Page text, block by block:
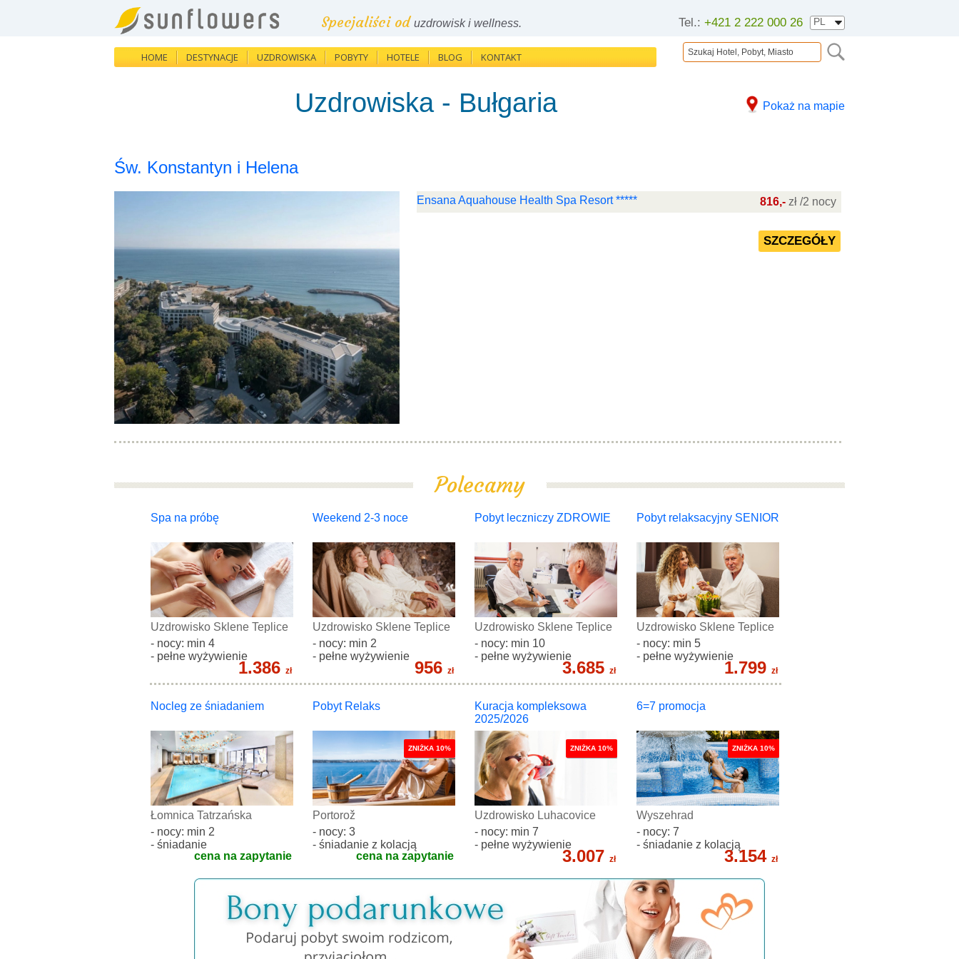
Tel.: +421 2 222 000 26
Specjaliści oduzdrowisk i wellness.
HOME DESTYNACJE UZDROWISKA POBYTY HOTELE BLOG KONTAKT
Pokaż na mapie
Uzdrowiska - Bułgaria
Św. Konstantyn i Helena
Ensana Aquahouse Health Spa Resort ***** 816,- zł /2 nocy
Polecamy
Spa na próbę
Uzdrowisko Sklene Teplice
- nocy: min 4
- pełne wyżywienie
1.386 zł
Weekend 2-3 noce
Uzdrowisko Sklene Teplice
- nocy: min 2
- pełne wyżywienie
956 zł
Pobyt leczniczy ZDROWIE
Uzdrowisko Sklene Teplice
- nocy: min 10
- pełne wyżywienie
3.685 zł
Pobyt relaksacyjny SENIOR
Uzdrowisko Sklene Teplice
- nocy: min 5
- pełne wyżywienie
1.799 zł
Nocleg ze śniadaniem
Łomnica Tatrzańska
- nocy: min 2
- śniadanie
cena na zapytanie
Pobyt Relaks
ZNIŻKA 10%
Portorož
- nocy: 3
- śniadanie z kolacją
cena na zapytanie
Kuracja kompleksowa
2025/2026
ZNIŻKA 10%
Uzdrowisko Luhacovice
- nocy: min 7
- pełne wyżywienie
3.007 zł
6=7 promocja
ZNIŻKA 10%
Wyszehrad
- nocy: 7
- śniadanie z kolacją
3.154 zł